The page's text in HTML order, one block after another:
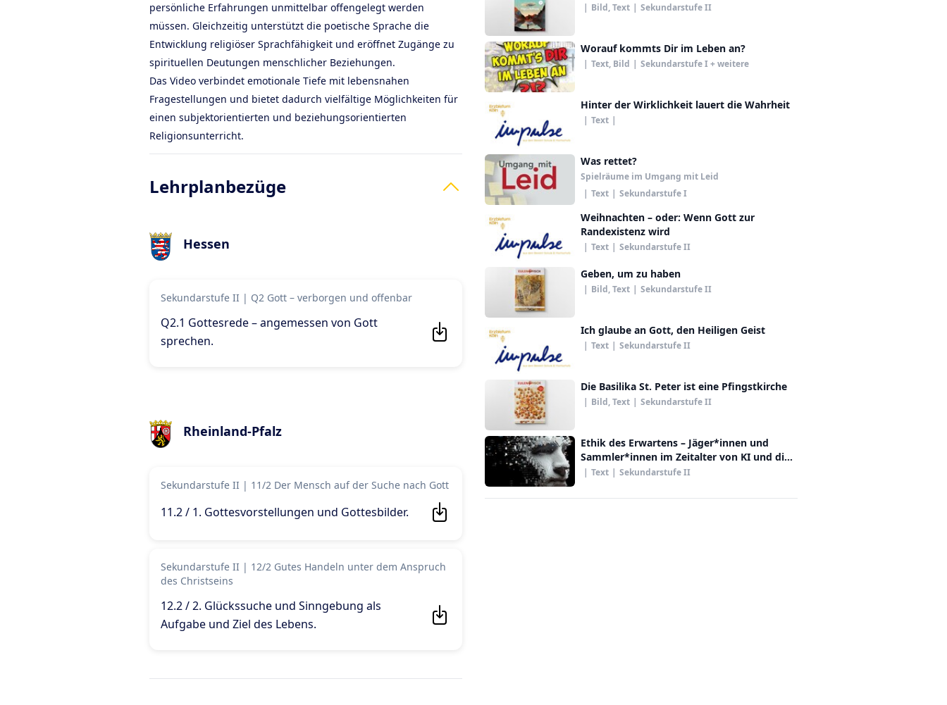
persönliche Erfahrungen unmittelbar offengelegt werden
müssen. Gleichzeitig unterstützt die poetische Sprache die
Entwicklung religiöser Sprachfähigkeit und eröffnet Zugänge zu
spirituellen Deutungen menschlicher Beziehungen.
Das Video verbindet emotionale Tiefe mit lebensnahen
Fragestellungen und bietet dadurch vielfältige Möglichkeiten für
einen subjektorientierten und beziehungsorientierten
Religionsunterricht.
Lehrplanbezüge
Hessen
Sekundarstufe II | Q2 Gott – verborgen und offenbar
Q2.1 Gottesrede – angemessen von Gott
sprechen.
Rheinland-Pfalz
Sekundarstufe II | 11/2 Der Mensch auf der Suche nach Gott
11.2 / 1. Gottesvorstellungen und Gottesbilder.
Sekundarstufe II | 12/2 Gutes Handeln unter dem Anspruch
des Christseins
12.2 / 2. Glückssuche und Sinngebung als
Aufgabe und Ziel des Lebens.
| Bild, Text | Sekundarstufe II
Worauf kommts Dir im Leben an?
| Text, Bild | Sekundarstufe I + weitere
Hinter der Wirklichkeit lauert die Wahrheit
| Text |
Was rettet?
Spielräume im Umgang mit Leid
| Text | Sekundarstufe I
Weihnachten – oder: Wenn Gott zur
Randexistenz wird
| Text | Sekundarstufe II
Geben, um zu haben
| Bild, Text | Sekundarstufe II
Ich glaube an Gott, den Heiligen Geist
| Text | Sekundarstufe II
Die Basilika St. Peter ist eine Pfingstkirche
| Bild, Text | Sekundarstufe II
Ethik des Erwartens – Jäger*innen und
Sammler*innen im Zeitalter von KI und die
Liebe
| Text | Sekundarstufe II